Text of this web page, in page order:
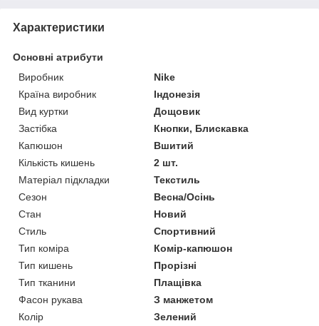
Характеристики
Основні атрибути
Виробник
Nike
Країна виробник
Індонезія
Вид куртки
Дощовик
Застібка
Кнопки, Блискавка
Капюшон
Вшитий
Кількість кишень
2 шт.
Матеріал підкладки
Текстиль
Сезон
Весна/Осінь
Стан
Новий
Стиль
Спортивний
Тип коміра
Комір-капюшон
Тип кишень
Прорізні
Тип тканини
Плащівка
Фасон рукава
З манжетом
Колір
Зелений